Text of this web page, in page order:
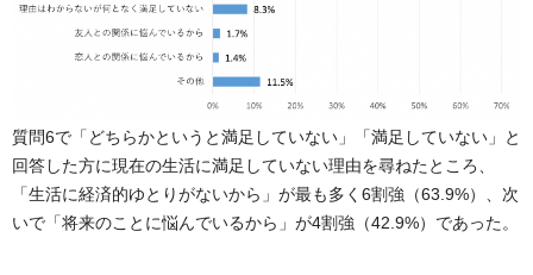
質問6で「どちらかというと満足していない」「満足していない」と
回答した方に現在の生活に満足していない理由を尋ねたところ、
「生活に経済的ゆとりがないから」が最も多く6割強（63.9%）、次
いで「将来のことに悩んでいるから」が4割強（42.9%）であった。